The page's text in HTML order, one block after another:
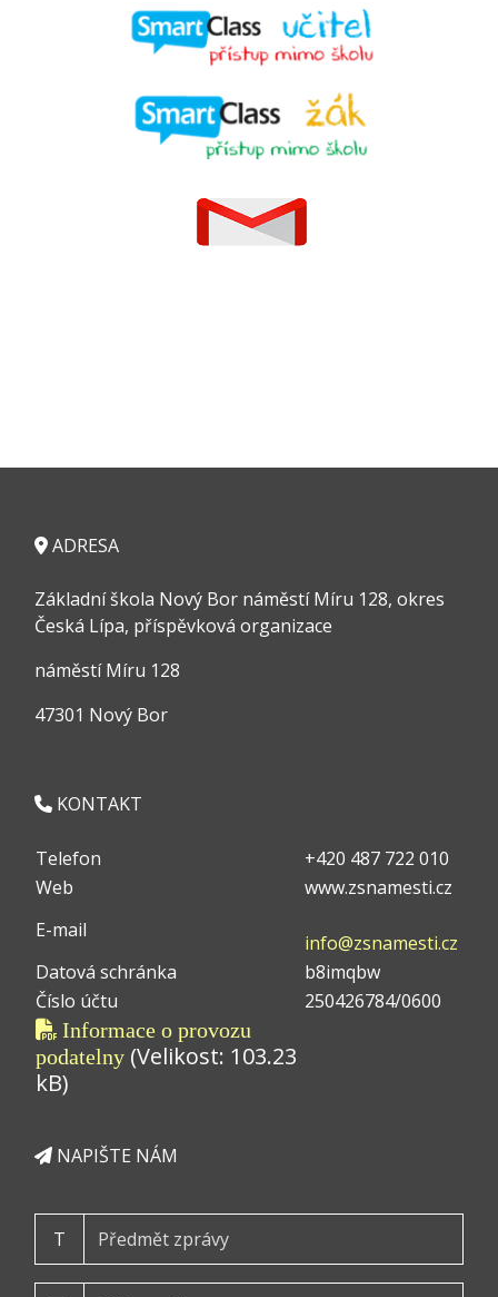
ADRESA
Základní škola Nový Bor náměstí Míru 128, okres
Česká Lípa, příspěvková organizace
náměstí Míru 128
47301 Nový Bor
KONTAKT
Telefon
+420 487 722 010
Web
www.zsnamesti.cz
E-mail
info@zsnamesti.cz
Datová schránka
b8imqbw
Číslo účtu
250426784/0600
Informace o provozu
podatelny (Velikost: 103.23
kB)
NAPIŠTE NÁM
T